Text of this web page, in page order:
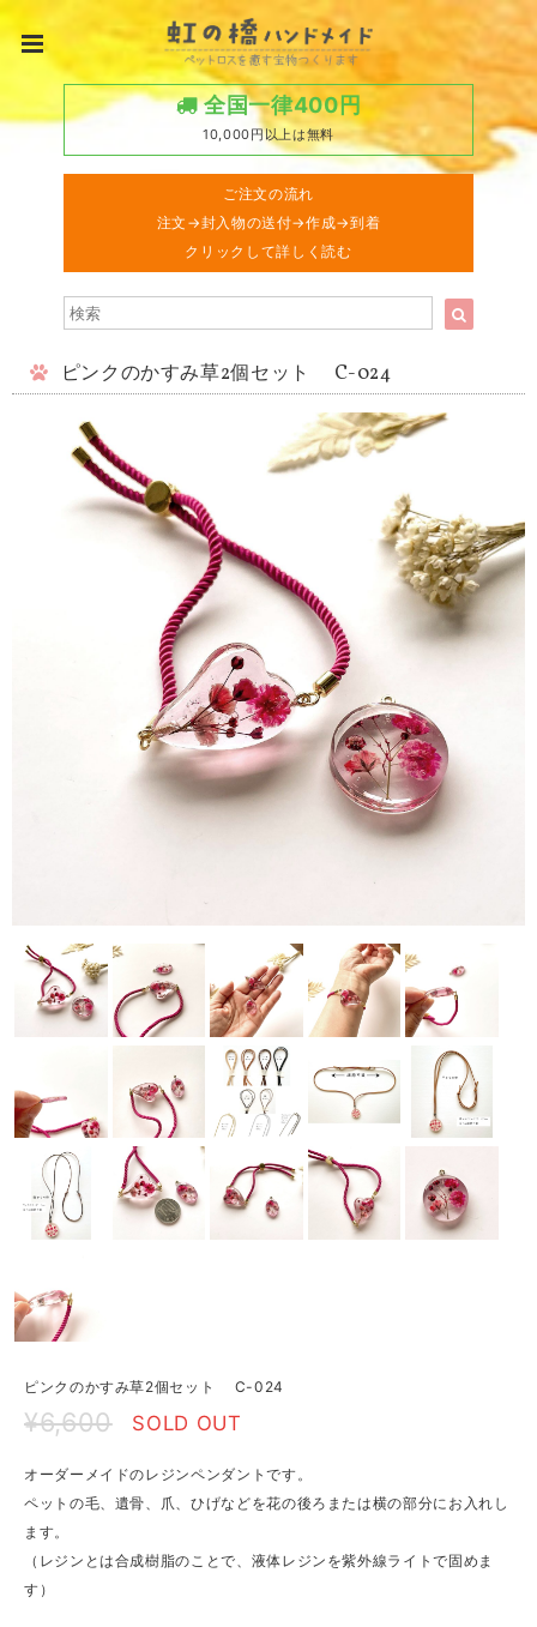
全国一律400円
10,000円以上は無料
ご注文の流れ
注文→封入物の送付→作成→到着
クリックして詳しく読む
ピンクのかすみ草2個セット C-024
ピンクのかすみ草2個セット C-024
¥6,600 SOLD OUT
オーダーメイドのレジンペンダントです。
ペットの毛、遺骨、爪、ひげなどを花の後ろまたは横の部分にお入れし
ます。
（レジンとは合成樹脂のことで、液体レジンを紫外線ライトで固めま
す）